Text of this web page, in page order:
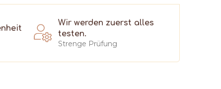
Wir werden zuerst alles
testen.
Strenge Prüfung